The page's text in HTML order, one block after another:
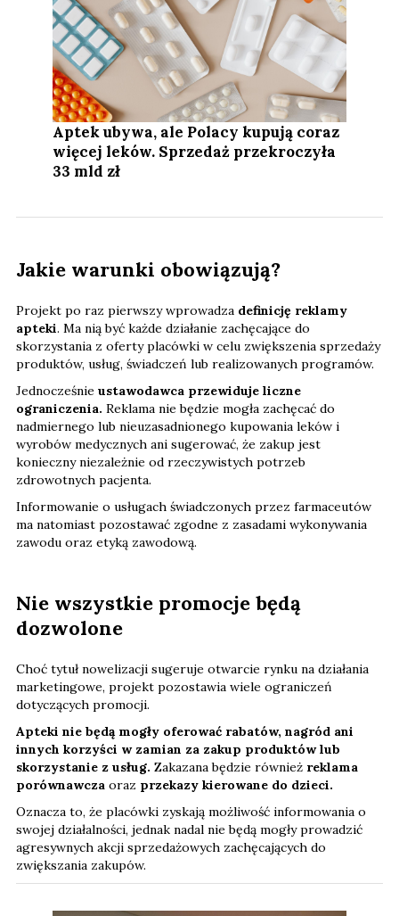
Aptek ubywa, ale Polacy kupują coraz
więcej leków. Sprzedaż przekroczyła
33 mld zł
Jakie warunki obowiązują?
Projekt po raz pierwszy wprowadza definicję reklamy
apteki. Ma nią być każde działanie zachęcające do
skorzystania z oferty placówki w celu zwiększenia sprzedaży
produktów, usług, świadczeń lub realizowanych programów.
Jednocześnie ustawodawca przewiduje liczne
ograniczenia. Reklama nie będzie mogła zachęcać do
nadmiernego lub nieuzasadnionego kupowania leków i
wyrobów medycznych ani sugerować, że zakup jest
konieczny niezależnie od rzeczywistych potrzeb
zdrowotnych pacjenta.
Informowanie o usługach świadczonych przez farmaceutów
ma natomiast pozostawać zgodne z zasadami wykonywania
zawodu oraz etyką zawodową.
Nie wszystkie promocje będą
dozwolone
Choć tytuł nowelizacji sugeruje otwarcie rynku na działania
marketingowe, projekt pozostawia wiele ograniczeń
dotyczących promocji.
Apteki nie będą mogły oferować rabatów, nagród ani
innych korzyści w zamian za zakup produktów lub
skorzystanie z usług. Zakazana będzie również reklama
porównawcza oraz przekazy kierowane do dzieci.
Oznacza to, że placówki zyskają możliwość informowania o
swojej działalności, jednak nadal nie będą mogły prowadzić
agresywnych akcji sprzedażowych zachęcających do
zwiększania zakupów.